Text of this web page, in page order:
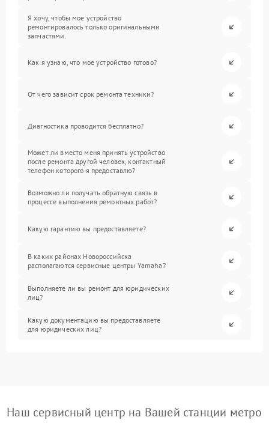
Я хочу, чтобы мое устройство
ремонтировалось только оригинальными
запчастями.
Как я узнаю, что мое устройство готово?
От чего зависит срок ремонта техники?
Диагностика проводится бесплатно?
Может ли вместо меня принять устройство
после ремонта другой человек, контактный
телефон которого я предоставлю?
Возможно ли получать обратную связь в
процессе выполнения ремонтных работ?
Какую гарантию вы предоставляете?
В каких районах Новороссийска
располагаются сервисные центры Yamaha?
Выполняете ли вы ремонт для юридических
лиц?
Какую документацию вы предоставляете
для юридических лиц?
Наш сервисный центр на Вашей станции метро